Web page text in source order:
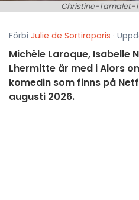
Christine-Tamalet-
Förbi Julie de Sortiraparis ·
Michèle Laroque, Isabelle
Lhermitte är med i Alors
komedin som finns på
augusti 2026.